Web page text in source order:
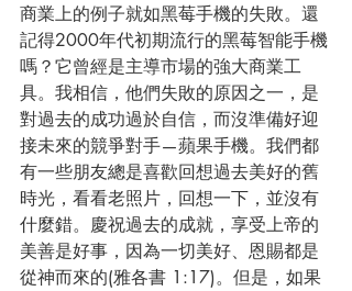
商業上的例子就如黑莓手機的失敗。還
記得2000年代初期流行的黑莓智能手機
嗎？它曾經是主導市場的強大商業工
具。我相信，他們失敗的原因之一，是
對過去的成功過於自信，而沒準備好迎
接未來的競爭對手—蘋果手機。我們都
有一些朋友總是喜歡回想過去美好的舊
時光，看看老照片，回想一下，並沒有
什麼錯。慶祝過去的成就，享受上帝的
美善是好事，因為一切美好、恩賜都是
從神而來的(雅各書 1:17)。但是，如果